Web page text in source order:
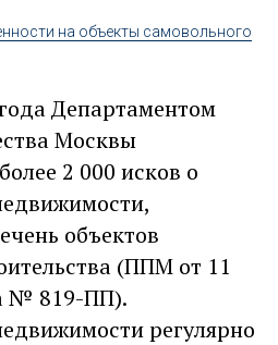
на объекты самовольного
Департаментом
Москвы
2 000 исков о
объектов
(ППМ от 11
№ 819-ПП).
регулярно